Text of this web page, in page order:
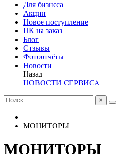
Для бизнеса
Акции
Новое поступление
ПК на заказ
Блог
Отзывы
Фотоотчёты
Новости
Назад
НОВОСТИ СЕРВИСА
×
МОНИТОРЫ
МОНИТОРЫ